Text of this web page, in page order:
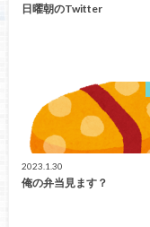
日曜朝のTwitter
2023.1.30
俺の弁当見ます？